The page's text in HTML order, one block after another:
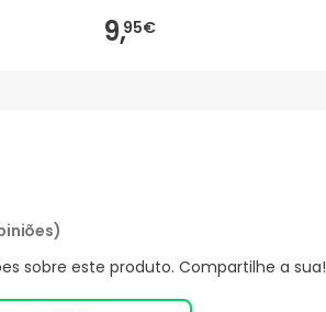
9,95€
sobre este produto. Compartilhe a sua!